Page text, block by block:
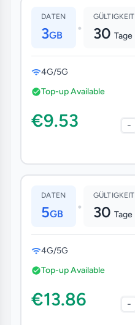
DATEN
3GB •
GÜLTIGKEIT
30 Tage
4G/5G
Top-up Available
€9.53 -
DATEN
5GB •
GÜLTIGKEIT
30 Tage
4G/5G
Top-up Available
€13.86 -